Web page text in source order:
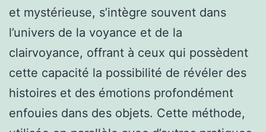
et mystérieuse, s’intègre souvent dans
l’univers de la voyance et de la
clairvoyance, offrant à ceux qui possèdent
cette capacité la possibilité de révéler des
histoires et des émotions profondément
enfouies dans des objets. Cette méthode,